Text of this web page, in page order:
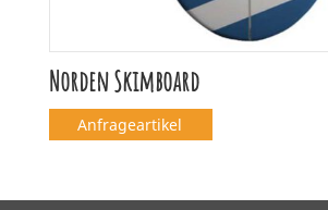
Norden Skimboard
Anfrageartikel